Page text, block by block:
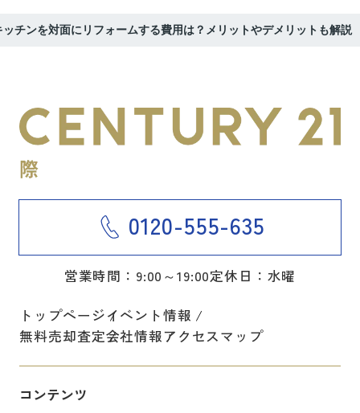
ッチンを対面にリフォームする費用は？メリットやデメリットも解説
0120-555-635
営業時間：9:00～19:00定休日：水曜
トップページイベント情報
無料売却査定会社情報アクセスマップ
コンテンツ